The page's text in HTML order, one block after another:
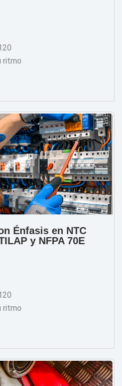
ritmo
Énfasis en NTC
y NFPA 70E
ritmo